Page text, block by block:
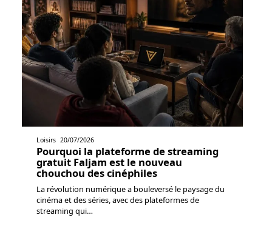
Loisirs 20/07/2026
Pourquoi la plateforme de streaming
gratuit Faljam est le nouveau
chouchou des cinéphiles
La révolution numérique a bouleversé le paysage du
cinéma et des séries, avec des plateformes de
streaming qui…